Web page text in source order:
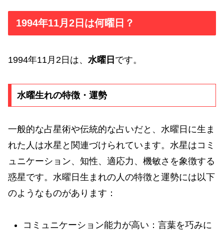
1994年11月2日は何曜日？
1994年11月2日は、 水曜日 です。
水曜生れの特徴・運勢
一般的な占星術や伝統的な占いだと、水曜日に生ま
れた人は水星と関連づけられています。水星はコミ
ュニケーション、知性、適応力、機敏さを象徴する
惑星です。水曜日生まれの人の特徴と運勢には以下
のようなものがあります：
コミュニケーション能力が高い：言葉を巧みに